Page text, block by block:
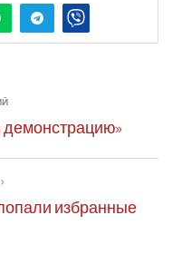
демонстрацию»
избранные